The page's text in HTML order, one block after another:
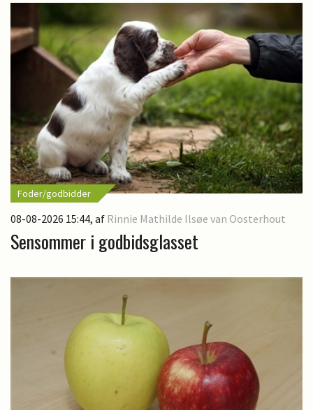
Foder/godbidder
08-08-2026 15:44, af Rinnie Mathilde Ilsøe van Oosterhout
Sensommer i godbidsglasset